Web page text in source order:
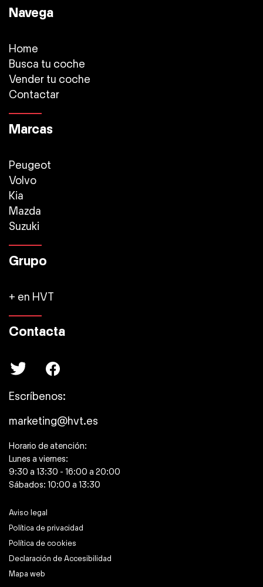
Navega
Home
Busca tu coche
Vender tu coche
Contactar
Marcas
Peugeot
Volvo
Kia
Mazda
Suzuki
Grupo
+ en HVT
Contacta
Escríbenos:
marketing@hvt.es
Horario de atención:
Lunes a viernes:
9:30 a 13:30 - 16:00 a 20:00
Sábados: 10:00 a 13:30
Aviso legal
Política de privacidad
Política de cookies
Declaración de Accesibilidad
Mapa web